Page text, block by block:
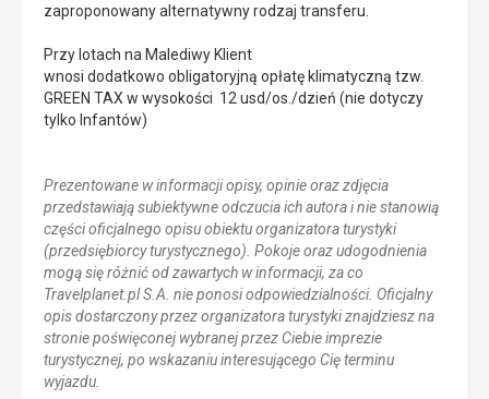
zaproponowany alternatywny rodzaj transferu.
Przy lotach na Malediwy Klient
wnosi dodatkowo obligatoryjną opłatę klimatyczną tzw.
GREEN TAX w wysokości 12 usd/os./dzień (nie dotyczy
tylko Infantów)
Prezentowane w informacji opisy, opinie oraz zdjęcia
przedstawiają subiektywne odczucia ich autora i nie stanowią
części oficjalnego opisu obiektu organizatora turystyki
(przedsiębiorcy turystycznego). Pokoje oraz udogodnienia
mogą się różnić od zawartych w informacji, za co
Travelplanet.pl S.A. nie ponosi odpowiedzialności. Oficjalny
opis dostarczony przez organizatora turystyki znajdziesz na
stronie poświęconej wybranej przez Ciebie imprezie
turystycznej, po wskazaniu interesującego Cię terminu
wyjazdu.